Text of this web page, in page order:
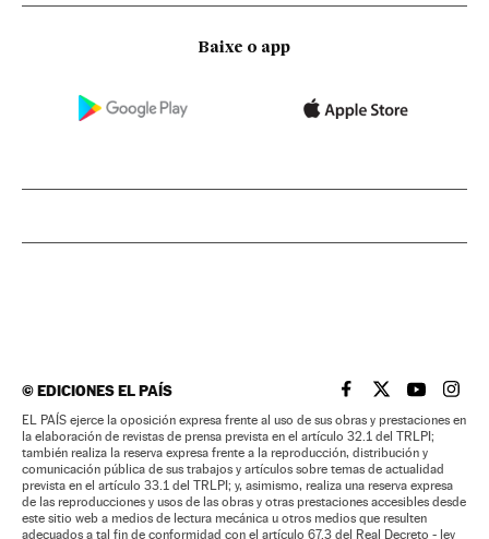
Baixe o app
©EDICIONES EL PAÍS EL PAÍS BRASIL EN
EL PAÍSEL PAÍS
EL
EL PAÍS ejerce la oposición expresa frente al uso de sus obras y prestaciones en
la elaboración de revistas de prensa prevista en el artículo 32.1 del TRLPI;
también realiza la reserva expresa frente a la reproducción, distribución y
comunicación pública de sus trabajos y artículos sobre temas de actualidad
prevista en el artículo 33.1 del TRLPI; y, asimismo, realiza una reserva expresa
de las reproducciones y usos de las obras y otras prestaciones accesibles desde
este sitio web a medios de lectura mecánica u otros medios que resulten
adecuados a tal fin de conformidad con el artículo 67.3 del Real Decreto - ley